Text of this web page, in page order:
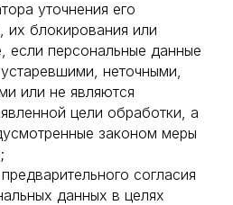
уточнения его
их блокирования или
если персональные данные
неточными,
или не являются
цели обработки, а
законом меры
согласия
данных в целях